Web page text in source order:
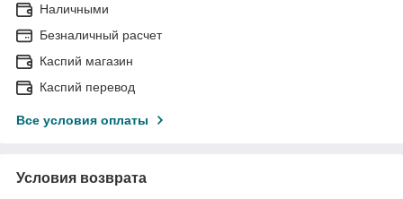
Наличными
Безналичный расчет
Каспий магазин
Каспий перевод
Все условия оплаты
Условия возврата